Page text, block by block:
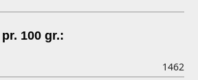
100 gr.:
1462